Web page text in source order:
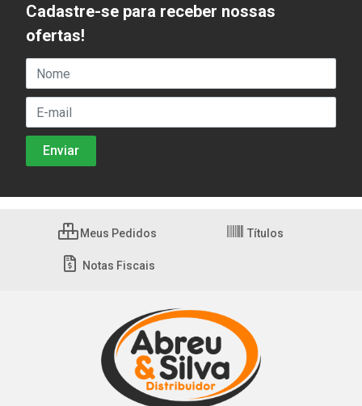
Cadastre-se para receber nossas
ofertas!
Meus Pedidos Títulos
Notas Fiscais